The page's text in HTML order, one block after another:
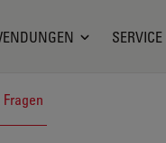
SERVICE